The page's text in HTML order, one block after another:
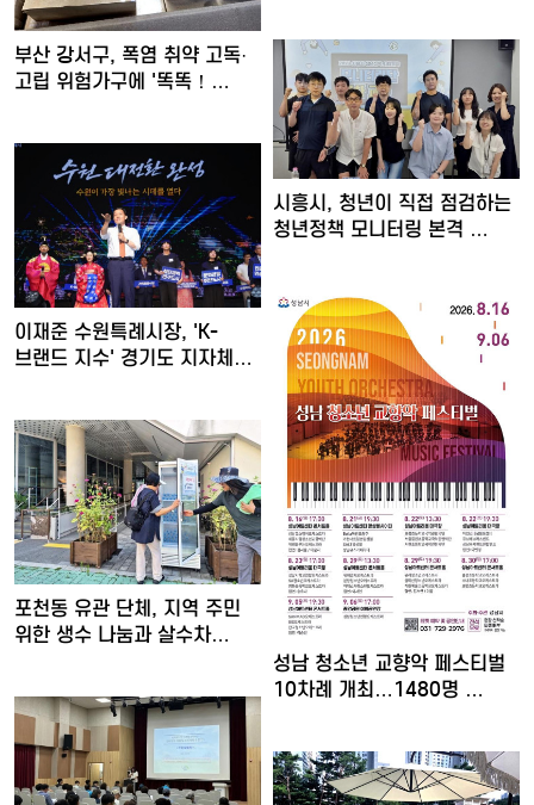
부산 강서구, 폭염 취약 고독·
고립 위험가구에 '똑똑！…
시흥시, 청년이 직접 점검하는
청년정책 모니터링 본격 …
이재준 수원특례시장, 'K-
브랜드 지수' 경기도 지자체…
성남 청소년 교향악 페스티벌
10차례 개최…1480명 …
포천동 유관 단체, 지역 주민
위한 생수 나눔과 살수차…